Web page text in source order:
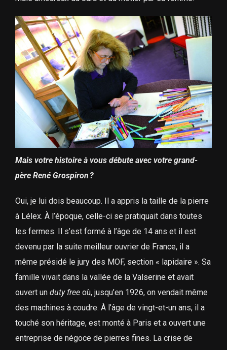
Mais votre histoire à vous débute avec votre grand-
père René Grospiron ?
Oui, je lui dois beaucoup. Il a appris la taille de la pierre
à Lélex. À l’époque, celle-ci se pratiquait dans toutes
les fermes. Il s’est formé à l’âge de 14 ans et il est
devenu par la suite meilleur ouvrier de France, il a
même présidé le jury des MOF, section « lapidaire ». Sa
famille vivait dans la vallée de la Valserine et avait
ouvert un duty freeoù, jusqu’en 1926, on vendait même
des machines à coudre. À l’âge de vingt-et-un ans, il a
touché son héritage, est monté à Paris et a ouvert une
entreprise de négoce de pierres fines. La crise de